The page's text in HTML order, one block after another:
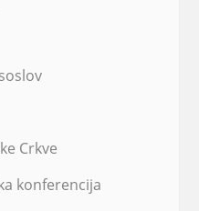
Crkve
konferencija